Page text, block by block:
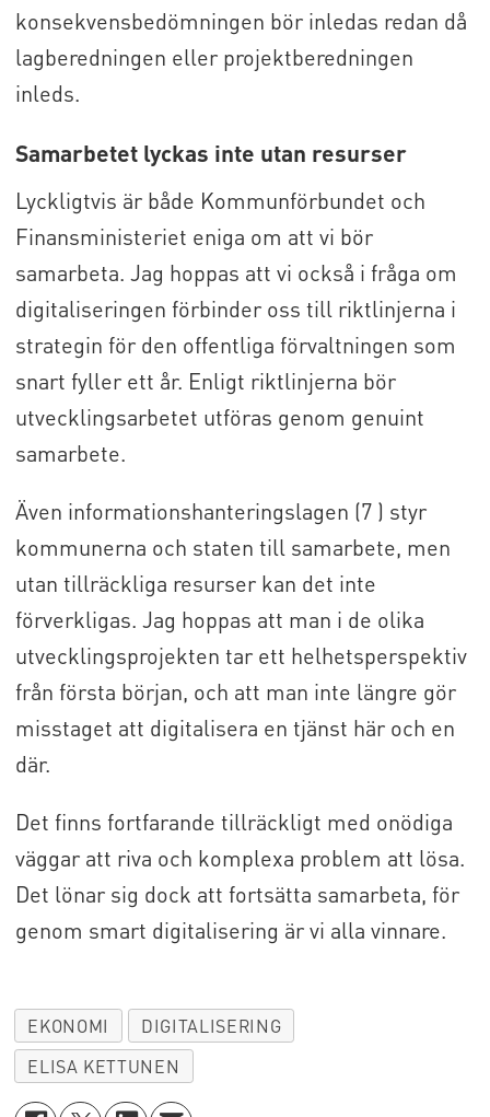
konsekvensbedömningen bör inledas redan då
lagberedningen eller projektberedningen
inleds.
Samarbetet lyckas inte utan resurser
Lyckligtvis är både Kommunförbundet och
Finansministeriet eniga om att vi bör
samarbeta. Jag hoppas att vi också i fråga om
digitaliseringen förbinder oss till riktlinjerna i
strategin för den offentliga förvaltningen som
snart fyller ett år. Enligt riktlinjerna bör
utvecklingsarbetet utföras genom genuint
samarbete.
Även informationshanteringslagen (7 ) styr
kommunerna och staten till samarbete, men
utan tillräckliga resurser kan det inte
förverkligas. Jag hoppas att man i de olika
utvecklingsprojekten tar ett helhetsperspektiv
från första början, och att man inte längre gör
misstaget att digitalisera en tjänst här och en
där.
Det finns fortfarande tillräckligt med onödiga
väggar att riva och komplexa problem att lösa.
Det lönar sig dock att fortsätta samarbeta, för
genom smart digitalisering är vi alla vinnare.
EKONOMI
DIGITALISERING
ELISA KETTUNEN